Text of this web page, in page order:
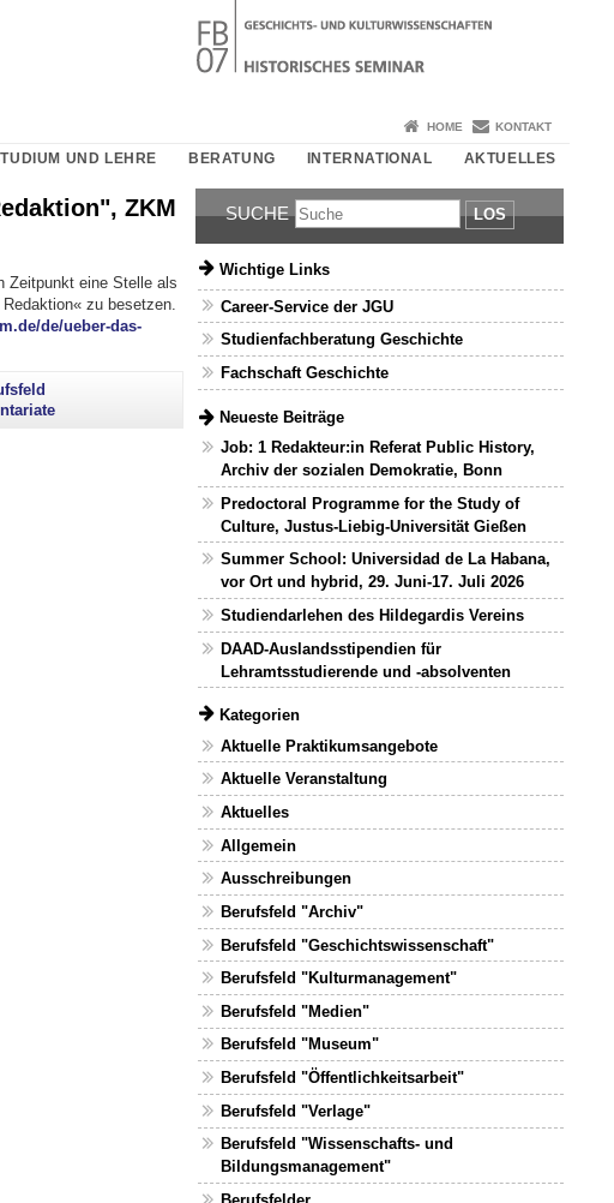
HOME KONTAKT
UND LEHRE BERATUNG INTERNATIONAL AKTUELLES
ZKM
Zeitpunkt eine Stelle als
zu besetzen.
de/ueber-das-
SUCHE LOS
Wichtige Links
Career-Service der JGU
Studienfachberatung Geschichte
Fachschaft Geschichte
Neueste Beiträge
Job: 1 Redakteur:in Referat Public History,
Archiv der sozialen Demokratie, Bonn
Predoctoral Programme for the Study of
Culture, Justus-Liebig-Universität Gießen
Summer School: Universidad de La Habana,
vor Ort und hybrid, 29. Juni-17. Juli 2026
Studiendarlehen des Hildegardis Vereins
DAAD-Auslandsstipendien für
Lehramtsstudierende und -absolventen
Kategorien
Aktuelle Praktikumsangebote
Aktuelle Veranstaltung
Aktuelles
Allgemein
Ausschreibungen
Berufsfeld "Archiv"
Berufsfeld "Geschichtswissenschaft"
Berufsfeld "Kulturmanagement"
Berufsfeld "Medien"
Berufsfeld "Museum"
Berufsfeld "Öffentlichkeitsarbeit"
Berufsfeld "Verlage"
Berufsfeld "Wissenschafts- und
Bildungsmanagement"